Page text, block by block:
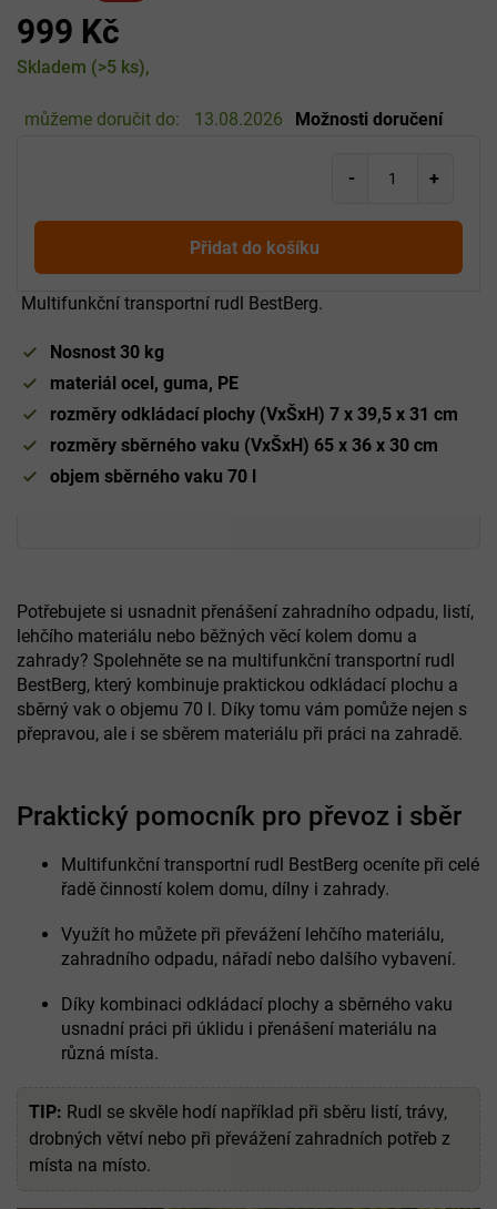
999 Kč
Měrná
Skladem (>5 ks)
můžeme doručit do: 13.08.2026 Možnosti doručení
Přidat do košíku
Multifunkční transportní rudl BestBerg.
Nosnost 30 kg
materiál ocel, guma, PE
rozměry odkládací plochy (VxŠxH) 7 x 39,5 x 31 cm
rozměry sběrného vaku (VxŠxH) 65 x 36 x 30 cm
objem sběrného vaku 70 l
Potřebujete si usnadnit přenášení zahradního odpadu, listí,
lehčího materiálu nebo běžných věcí kolem domu a
zahrady? Spolehněte se na multifunkční transportní rudl
BestBerg, který kombinuje praktickou odkládací plochu a
sběrný vak o objemu 70 l. Díky tomu vám pomůže nejen s
přepravou, ale i se sběrem materiálu při práci na zahradě.
Praktický pomocník pro převoz i sběr
Multifunkční transportní rudl BestBerg oceníte při celé
řadě činností kolem domu, dílny i zahrady.
Využít ho můžete při převážení lehčího materiálu,
zahradního odpadu, nářadí nebo dalšího vybavení.
Díky kombinaci odkládací plochy a sběrného vaku
usnadní práci při úklidu i přenášení materiálu na
různá místa.
TIP: Rudl se skvěle hodí například při sběru listí, trávy,
drobných větví nebo při převážení zahradních potřeb z
místa na místo.